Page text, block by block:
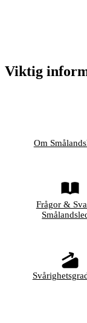
Viktig
Om
Frågor &